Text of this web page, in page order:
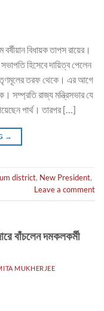
বিধায়ক তাপস রায়ের।
হিসেবে দায়িত্ব পেলেন
তৃণমূলের তরফ থেকে। এর আগে
সম্প্রতি রাজ্য মন্ত্রিসভার যে
পার্থ। তারপর […]
→
district, New President,
Leave a comment
বাঁচলেন দমকলকর্মী
MUKHERJEE